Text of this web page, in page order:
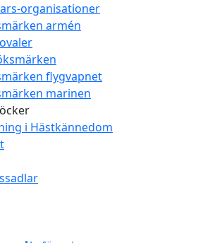
organisationer
armén
flygvapnet
marinen
i Hästkännedom